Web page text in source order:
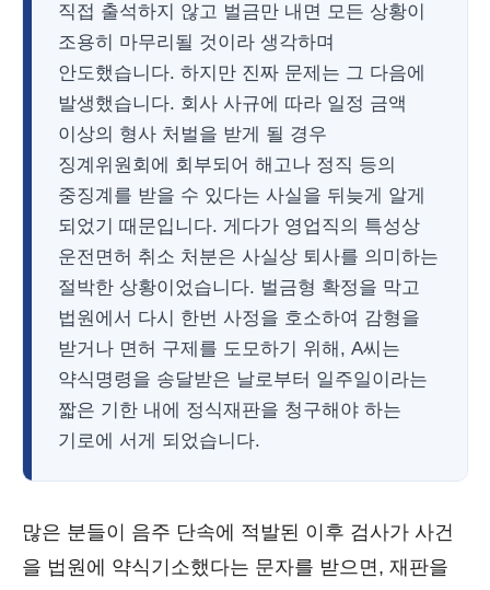
직접 출석하지 않고 벌금만 내면 모든 상황이
조용히 마무리될 것이라 생각하며
안도했습니다. 하지만 진짜 문제는 그 다음에
발생했습니다. 회사 사규에 따라 일정 금액
이상의 형사 처벌을 받게 될 경우
징계위원회에 회부되어 해고나 정직 등의
중징계를 받을 수 있다는 사실을 뒤늦게 알게
되었기 때문입니다. 게다가 영업직의 특성상
운전면허 취소 처분은 사실상 퇴사를 의미하는
절박한 상황이었습니다. 벌금형 확정을 막고
법원에서 다시 한번 사정을 호소하여 감형을
받거나 면허 구제를 도모하기 위해, A씨는
약식명령을 송달받은 날로부터 일주일이라는
짧은 기한 내에 정식재판을 청구해야 하는
기로에 서게 되었습니다.
많은 분들이 음주 단속에 적발된 이후 검사가 사건
을 법원에 약식기소했다는 문자를 받으면, 재판을